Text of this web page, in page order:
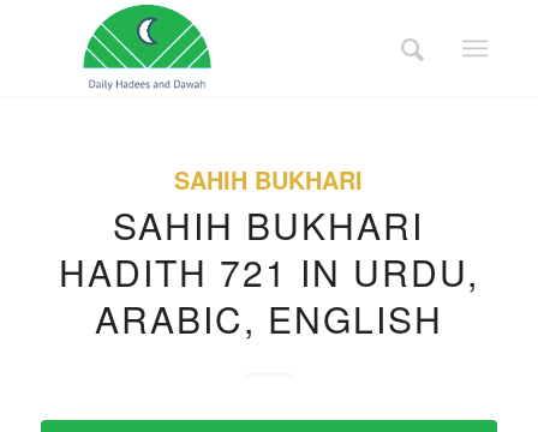
SAHIH BUKHARI
SAHIH BUKHARI
HADITH 721 IN URDU,
ARABIC, ENGLISH